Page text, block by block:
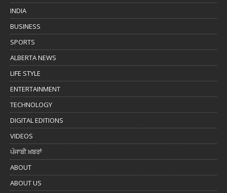
INDIA
BUSINESS
SPORTS
ALBERTA NEWS
LIFE STYLE
ENTERTAINMENT
TECHNOLOGY
DIGITAL EDITIONS
VIDEOS
ਪੰਜਾਬੀ ਖ਼ਬਰਾਂ
ABOUT
ABOUT US